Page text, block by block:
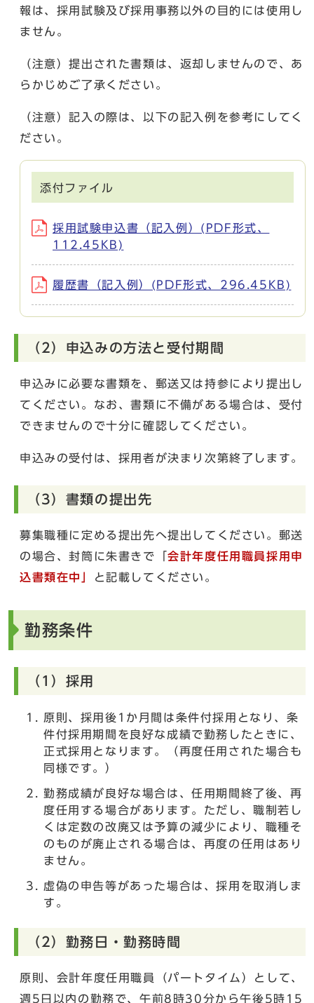
報は、採用試験及び採用事務以外の目的には使用し
ません。
（注意）提出された書類は、返却しませんので、あ
らかじめご了承ください。
（注意）記入の際は、以下の記入例を参考にしてく
ださい。
添付ファイル
採用試験申込書（記入例）(PDF形式、
112.45KB)
履歴書（記入例）(PDF形式、296.45KB)
（2）申込みの方法と受付期間
申込みに必要な書類を、郵送又は持参により提出し
てください。なお、書類に不備がある場合は、受付
できませんので十分に確認してください。
申込みの受付は、採用者が決まり次第終了します。
（3）書類の提出先
募集職種に定める提出先へ提出してください。郵送
の場合、封筒に朱書きで「会計年度任用職員採用申
込書類在中」
と記載してください。
勤務条件
（1）採用
原則、採用後1か月間は条件付採用となり、条
件付採用期間を良好な成績で勤務したときに、
正式採用となります。（再度任用された場合も
同様です。）
勤務成績が良好な場合は、任用期間終了後、再
度任用する場合があります。ただし、職制若し
くは定数の改廃又は予算の減少により、職種そ
のものが廃止される場合は、再度の任用はあり
ません。
虚偽の申告等があった場合は、採用を取消しま
す。
（2）勤務日・勤務時間
原則、会計年度任用職員（パートタイム）として、
週5日以内の勤務で、午前8時30分から午後5時15